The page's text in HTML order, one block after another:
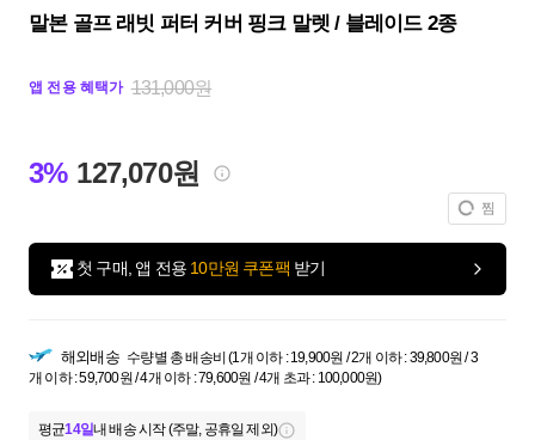
말본 골프 래빗 퍼터 커버 핑크 말렛 / 블레이드 2종
앱 전용 혜택가 131,000원
3% 127,070원
찜
첫 구매, 앱 전용 10만원 쿠폰팩 받기
해외배송 수량별 총 배송비 (1개 이하 : 19,900원 / 2개 이하 : 39,800원 / 3
개 이하 : 59,700원 / 4개 이하 : 79,600원 / 4개 초과 : 100,000원)
평균14일내 배송 시작 (주말, 공휴일 제외)